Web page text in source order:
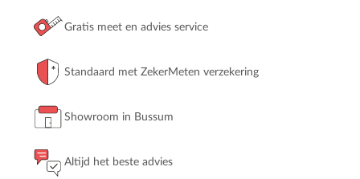
Gratis meet en advies service
Standaard met ZekerMeten verzekering
Showroom in Bussum
Altijd het beste advies